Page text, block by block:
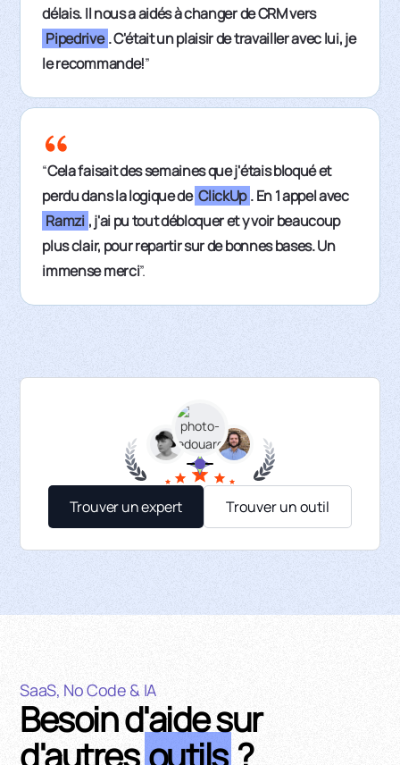
délais. Il nous a aidés à changer de CRM vers
Pipedrive . C'était un plaisir de travailler avec lui, je
le recommande!”
“Cela faisait des semaines que j'étais bloqué et
perdu dans la logique de ClickUp . En 1 appel avec
Ramzi , j'ai pu tout débloquer et y voir beaucoup
plus clair, pour repartir sur de bonnes bases. Un
immense merci”.
Trouver un expert Trouver un outil
SaaS, No Code & IA
Besoin d'aide sur
d'autresoutils ?